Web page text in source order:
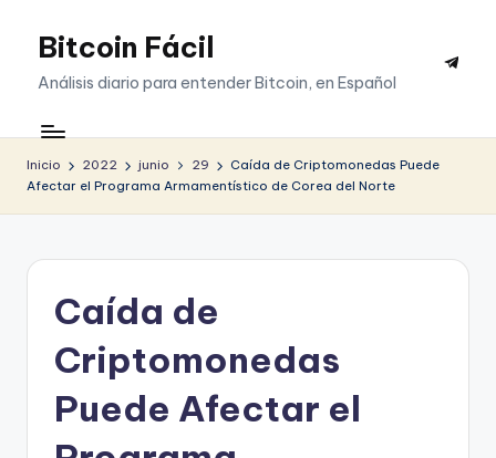
SaltarBitcoin Fácil
Análisis diario para entender Bitcoin, en Español
Inicio 2022 junio 29
Caída de Criptomonedas Puede
Afectar el Programa Armamentístico de Corea del Norte
Caída de
Criptomonedas
Puede Afectar el